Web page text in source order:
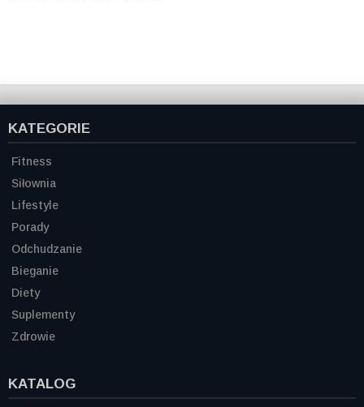
KATEGORIE
Fitness
Siłownia
Lifestyle
Porady
Odchudzanie
Bieganie
Diety
Suplementy
Zdrowie
KATALOG